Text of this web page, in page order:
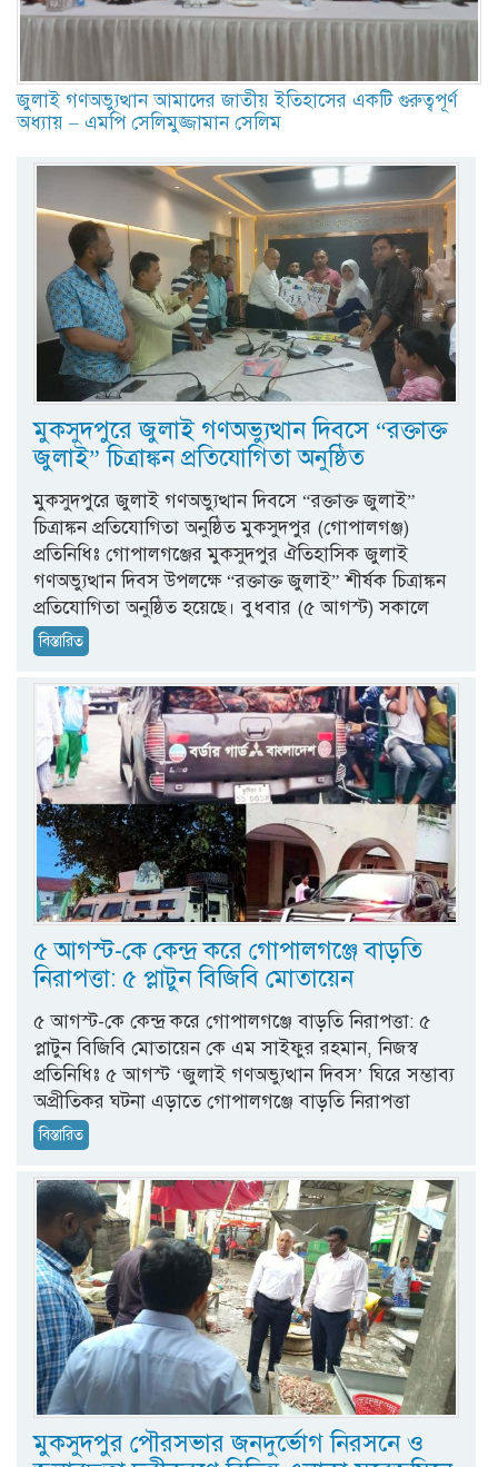
জুলাই গণঅভ্যুত্থান আমাদের জাতীয় ইতিহাসের একটি গুরুত্বপূর্ণ
অধ্যায় – এমপি সেলিমুজ্জামান সেলিম
মুকসুদপুরে জুলাই গণঅভ্যুত্থান দিবসে “রক্তাক্ত
জুলাই” চিত্রাঙ্কন প্রতিযোগিতা অনুষ্ঠিত
মুকসুদপুরে জুলাই গণঅভ্যুত্থান দিবসে “রক্তাক্ত জুলাই”
চিত্রাঙ্কন প্রতিযোগিতা অনুষ্ঠিত মুকসুদপুর (গোপালগঞ্জ)
প্রতিনিধিঃ গোপালগঞ্জের মুকসুদপুর ঐতিহাসিক জুলাই
গণঅভ্যুত্থান দিবস উপলক্ষে “রক্তাক্ত জুলাই” শীর্ষক চিত্রাঙ্কন
প্রতিযোগিতা অনুষ্ঠিত হয়েছে। বুধবার (৫ আগস্ট) সকালে
বিস্তারিত
৫ আগস্ট-কে কেন্দ্র করে গোপালগঞ্জে বাড়তি
নিরাপত্তা: ৫ প্লাটুন বিজিবি মোতায়েন
৫ আগস্ট-কে কেন্দ্র করে গোপালগঞ্জে বাড়তি নিরাপত্তা: ৫
প্লাটুন বিজিবি মোতায়েন কে এম সাইফুর রহমান, নিজস্ব
প্রতিনিধিঃ ৫ আগস্ট ‘জুলাই গণঅভ্যুত্থান দিবস’ ঘিরে সম্ভাব্য
অপ্রীতিকর ঘটনা এড়াতে গোপালগঞ্জে বাড়তি নিরাপত্তা
বিস্তারিত
​মুকসুদপুর পৌরসভার জনদুর্ভোগ নিরসনে ও